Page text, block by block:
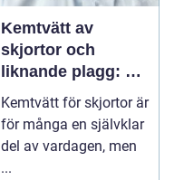
Kemtvätt av
skjortor och
liknande plagg: Så
fungerar
professionell
klädvård i
Kemtvätt för skjortor är
för många en självklar
del av vardagen, men
...